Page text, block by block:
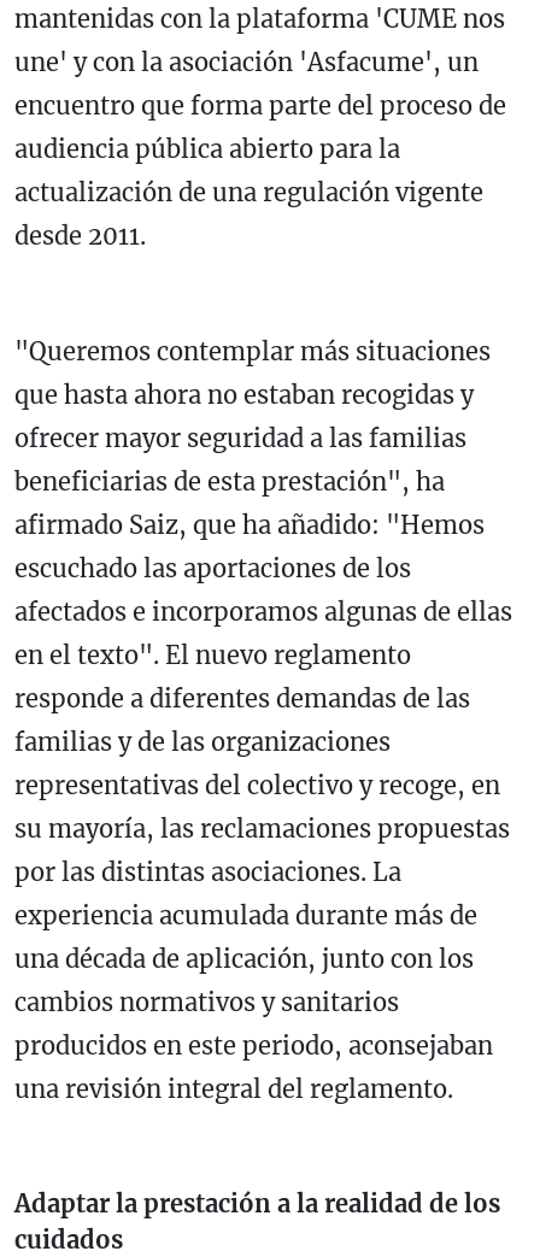
mantenidas con la plataforma 'CUME nos
une' y con la asociación 'Asfacume', un
encuentro que forma parte del proceso de
audiencia pública abierto para la
actualización de una regulación vigente
desde 2011.
"Queremos contemplar más situaciones
que hasta ahora no estaban recogidas y
ofrecer mayor seguridad a las familias
beneficiarias de esta prestación", ha
afirmado Saiz, que ha añadido: "Hemos
escuchado las aportaciones de los
afectados e incorporamos algunas de ellas
en el texto". El nuevo reglamento
responde a diferentes demandas de las
familias y de las organizaciones
representativas del colectivo y recoge, en
su mayoría, las reclamaciones propuestas
por las distintas asociaciones. La
experiencia acumulada durante más de
una década de aplicación, junto con los
cambios normativos y sanitarios
producidos en este periodo, aconsejaban
una revisión integral del reglamento.
Adaptar la prestación a la realidad de los
cuidados